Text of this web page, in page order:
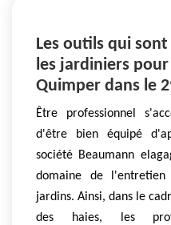
Les outils qui
les jardiniers
Quimper dans le
Être professionnel
d'être bien équipé
société Beaumann
domaine de
jardins. Ainsi, dans le
des haies, les